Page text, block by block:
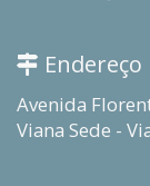
Endereço
Avenida
Viana Sede -